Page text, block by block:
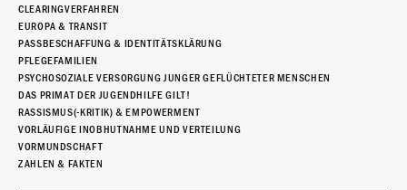
CLEARINGVERFAHREN
EUROPA & TRANSIT
PASSBESCHAFFUNG & IDENTITÄTSKLÄRUNG
PFLEGEFAMILIEN
PSYCHOSOZIALE VERSORGUNG JUNGER GEFLÜCHTETER MENSCHEN
DAS PRIMAT DER JUGENDHILFE GILT!
RASSISMUS(-KRITIK) & EMPOWERMENT
VORLÄUFIGE INOBHUTNAHME UND VERTEILUNG
VORMUNDSCHAFT
ZAHLEN & FAKTEN